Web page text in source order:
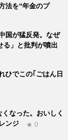
法を“年金のプ
国が猛反発。なぜ
る」と批判が噴出
ひでこの｢ごはん日
なった。おいしく
ンジ
★ 0